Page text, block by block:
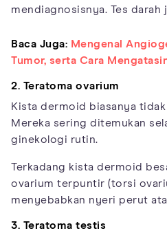
mendiagnosisnya. Tes darah
Baca Juga: Mengenal
Tumor, serta Cara
2. Teratoma ovarium
Kista dermoid biasanya
Mereka sering ditemukan
ginekologi rutin.
Terkadang kista dermoid
ovarium terpuntir (torsi
menyebabkan nyeri perut
3. Teratoma testis